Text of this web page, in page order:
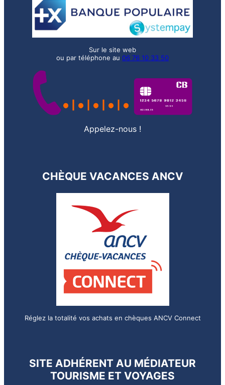
Sur le site web
ou par téléphone au 06 76 10 33 50
Appelez-nous !
CHÈQUE VACANCES ANCV
Réglez la totalité vos achats en chèques ANCV Connect
SITE ADHÉRENT AU MÉDIATEUR
TOURISME ET VOYAGES